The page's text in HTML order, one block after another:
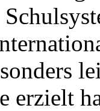
erzielt